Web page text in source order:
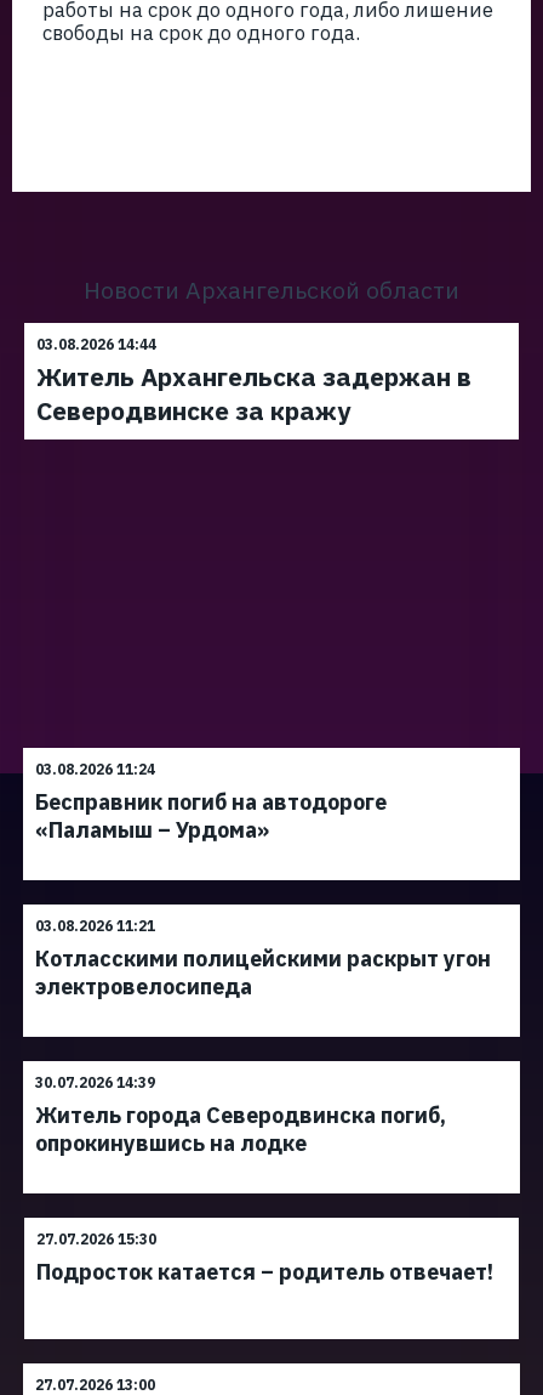
работы на срок до одного года, либо лишение
свободы на срок до одного года.
Новости Архангельской области
03.08.2026 14:44
Житель Архангельска задержан в
Северодвинске за кражу
03.08.2026 11:24
Бесправник погиб на автодороге
«Паламыш – Урдома»
03.08.2026 11:21
Котласскими полицейскими раскрыт угон
электровелосипеда
30.07.2026 14:39
Житель города Северодвинска погиб,
опрокинувшись на лодке
27.07.2026 15:30
Подросток катается – родитель отвечает!
27.07.2026 13:00